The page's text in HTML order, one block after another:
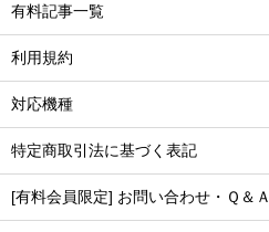
有料記事一覧
利用規約
対応機種
特定商取引法に基づく表記
[有料会員限定] お問い合わせ・Ｑ＆Ａ